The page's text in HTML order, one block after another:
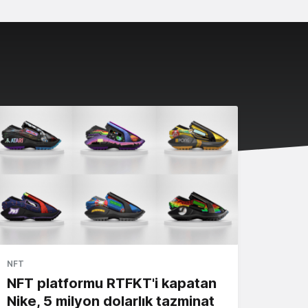
NFT
NFT platformu RTFKT'i kapatan
Nike, 5 milyon dolarlık tazminat